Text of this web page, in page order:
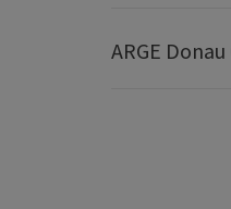
ARGE